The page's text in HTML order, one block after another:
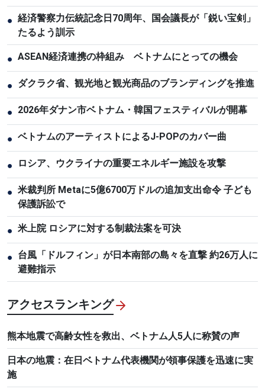
● 経済警察力伝統記念日70周年、国会議長が「鋭い宝剣」
たるよう訓示
● ASEAN経済連携の枠組み ベトナムにとっての機会
● ダクラク省、観光地と観光商品のブランディングを推進
● 2026年ダナン市ベトナム・韓国フェスティバルが開幕
● ベトナムのアーティストによるJ-POPのカバー曲
● ロシア、ウクライナの重要エネルギー施設を攻撃
● 米裁判所 Metaに5億6700万ドルの追加支出命令 子ども
保護訴訟で
● 米上院 ロシアに対する制裁法案を可決
● 台風「ドルフィン」が日本南部の島々を直撃 約26万人に
避難指示
アクセスランキング
熊本地震で高齢女性を救出、ベトナム人5人に称賛の声
日本の地震：在日ベトナム代表機関が領事保護を迅速に実
施